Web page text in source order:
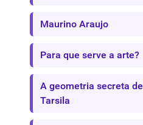
Maurino Araujo
Para que serve a arte?
A geometria secreta de
Tarsila